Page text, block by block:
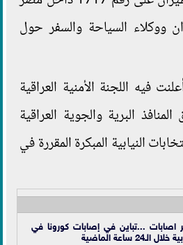
ووكلاء السياحة والسفر حول
فيه اللجنة الأمنية العراقية
المنافذ البرية والجوية العراقية
النيابية المبكرة المقررة في
اصابات ...تباين في إصابات كورونا في
ساعة الماضية